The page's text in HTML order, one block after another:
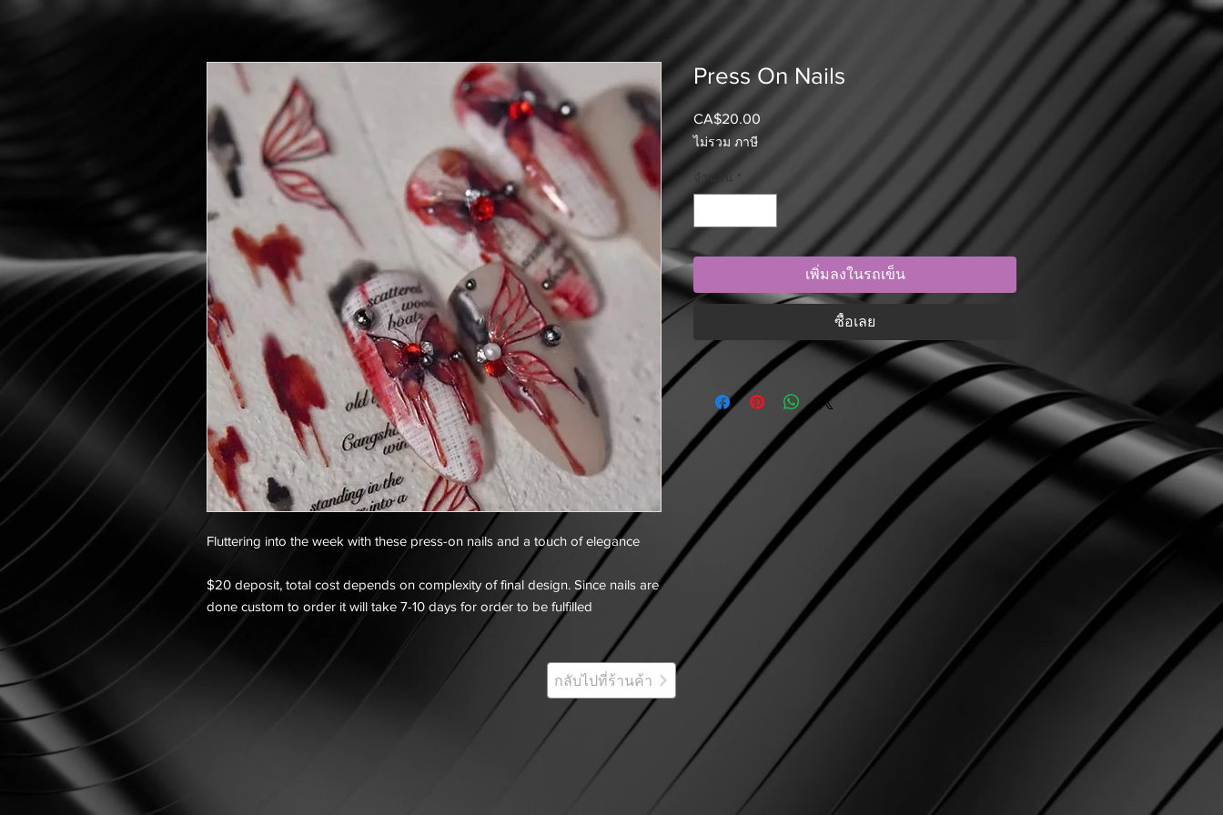
Fluttering into the week with these press-on nails and a touch of elegance
$20 deposit, total cost depends on complexity of final design. Since nails are
done custom to order it will take 7-10 days for order to be fulfilled
Press On Nails
CA$20.00
ไม่รวม ภาษี
จำนวน *
เพิ่มลงในรถเข็น
ซื้อเลย
กลับไปที่ร้านค้า